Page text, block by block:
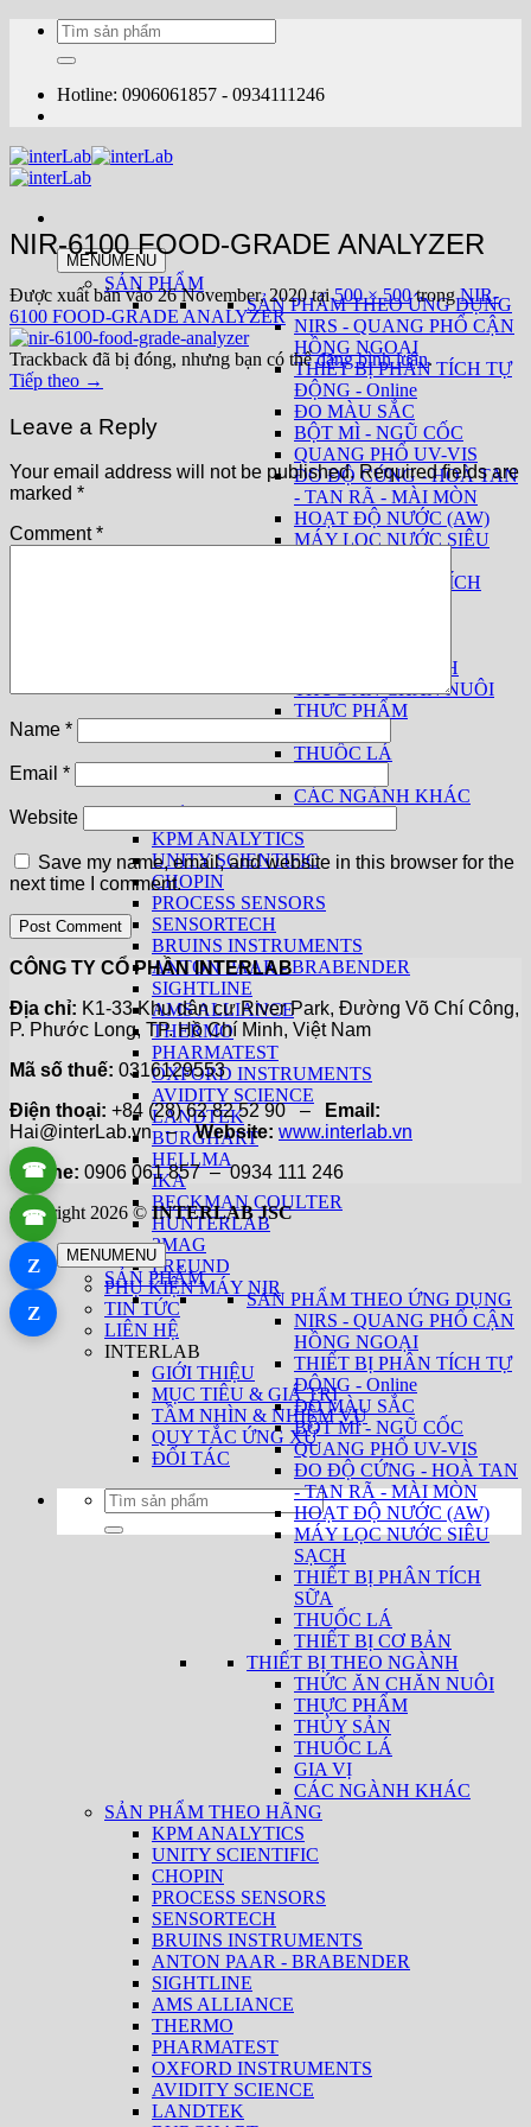
dung
Tìm
kiếm:
Hotline: 0906061857 - 0934111246
MENUMENU
SẢN PHẨM
SẢN PHẨM THEO ỨNG DỤNG
NIRS - QUANG PHỔ CẬN
HỒNG NGOẠI
THIẾT BỊ PHÂN TÍCH TỰ
ĐỘNG - Online
ĐO MÀU SẮC
BỘT MÌ - NGŨ CỐC
QUANG PHỔ UV-VIS
ĐO ĐỘ CỨNG - HOÀ TAN
- TAN RÃ - MÀI MÒN
HOẠT ĐỘ NƯỚC (AW)
MÁY LỌC NƯỚC SIÊU
THIẾT BỊ PHÂN TÍCH
THIẾT BỊ THEO NGÀNH
THỨC ĂN CHĂN NUÔI
THỰC PHẨM
THUỐC LÁ
CÁC NGÀNH KHÁC
KPM ANALYTICS
UNITY SCIENTIFIC
CHOPIN
PROCESS SENSORS
SENSORTECH
BRUINS INSTRUMENTS
ANTON PAAR - BRABENDER
SIGHTLINE
AMS ALLIANCE
THERMO
PHARMATEST
OXFORD INSTRUMENTS
AVIDITY SCIENCE
LANDTEK
BURGHART
HELLMA
IKA
BECKMAN COULTER
HUNTERLAB
2MAG
FREUND
PHỤ KIỆN MÁY NIR
TIN TỨC
LIÊN HỆ
INTERLAB
GIỚI THIỆU
MỤC TIÊU & GIÁ TRỊ
TẦM NHÌN & NHIỆM VỤ
QUY TẮC ỨNG XỬ
ĐỐI TÁC
Tìm
kiếm:
NIR-6100 FOOD-GRADE ANALYZER
Được xuất bản vào26 November, 2020tại500 × 500trongNIR-
6100 FOOD-GRADE ANALYZER
Trackback đã bị đóng, nhưng bạn có thểđăng bình luận.
Tiếp theo →
Leave a Reply
Your email address will not be published. Required fields are
marked *
Comment*
Name *
Email *
Website
Save my name, email, and website in this browser for the
next time I comment.
CÔNG TY CỔ PHẦN INTERLAB
Địa chỉ: K1-33 Khu dân cư River Park, Đường Võ Chí Công,
P. Phước Long, TP. Hồ Chí Minh, Việt Nam
Mã số thuế: 0316129553
Điện thoại: +84 (28) 62 82 52 90 –
Email:
Hai@interLab.vn –Website: www.interlab.vn
Hotline: 0906 061 857 – 0934 111 246
Copyright 2026 © INTERLAB JSC
MENUMENU
SẢN PHẨM
SẢN PHẨM THEO ỨNG DỤNG
NIRS - QUANG PHỔ CẬN
HỒNG NGOẠI
THIẾT BỊ PHÂN TÍCH TỰ
ĐỘNG - Online
ĐO MÀU SẮC
BỘT MÌ - NGŨ CỐC
QUANG PHỔ UV-VIS
ĐO ĐỘ CỨNG - HOÀ TAN
- TAN RÃ - MÀI MÒN
HOẠT ĐỘ NƯỚC (AW)
MÁY LỌC NƯỚC SIÊU
SẠCH
THIẾT BỊ PHÂN TÍCH
SỮA
THUỐC LÁ
THIẾT BỊ CƠ BẢN
THIẾT BỊ THEO NGÀNH
THỨC ĂN CHĂN NUÔI
THỰC PHẨM
THỦY SẢN
THUỐC LÁ
GIA VỊ
CÁC NGÀNH KHÁC
SẢN PHẨM THEO HÃNG
KPM ANALYTICS
UNITY SCIENTIFIC
CHOPIN
PROCESS SENSORS
SENSORTECH
BRUINS INSTRUMENTS
ANTON PAAR - BRABENDER
SIGHTLINE
AMS ALLIANCE
THERMO
PHARMATEST
OXFORD INSTRUMENTS
AVIDITY SCIENCE
LANDTEK
☎
☎
Z
Z